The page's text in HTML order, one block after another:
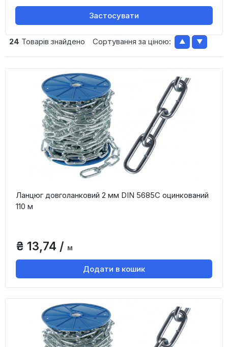
Застосувати
24 Товарів знайдено Сортування за ціною: ▲ ▼
Ланцюг довголанковий 2 мм DIN 5685C оцинкований
110 м
₴ 13,74 / м
Додати в кошик